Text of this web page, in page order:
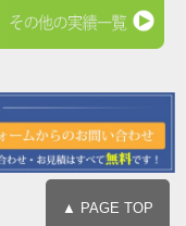
▲ PAGE TOP